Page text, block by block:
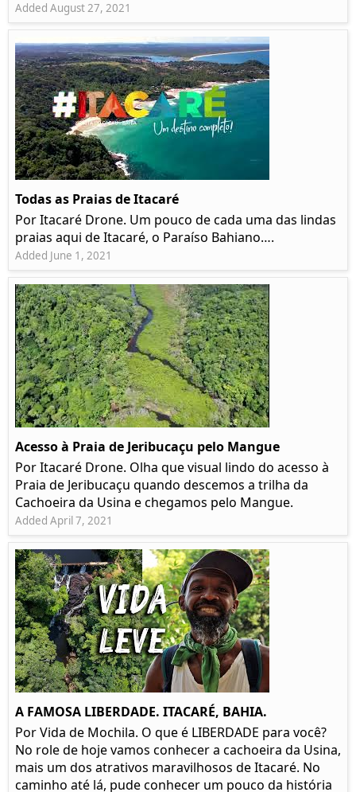
Added August 27, 2021
Todas as Praias de Itacaré
Por Itacaré Drone. Um pouco de cada uma das lindas
praias aqui de Itacaré, o Paraíso Bahiano….
Added June 1, 2021
Acesso à Praia de Jeribucaçu pelo Mangue
Por Itacaré Drone. Olha que visual lindo do acesso à
Praia de Jeribucaçu quando descemos a trilha da
Cachoeira da Usina e chegamos pelo Mangue.
Added April 7, 2021
A FAMOSA LIBERDADE. ITACARÉ, BAHIA.
Por Vida de Mochila. O que é LIBERDADE para você?
No role de hoje vamos conhecer a cachoeira da Usina,
mais um dos atrativos maravilhosos de Itacaré. No
caminho até lá, pude conhecer um pouco da história